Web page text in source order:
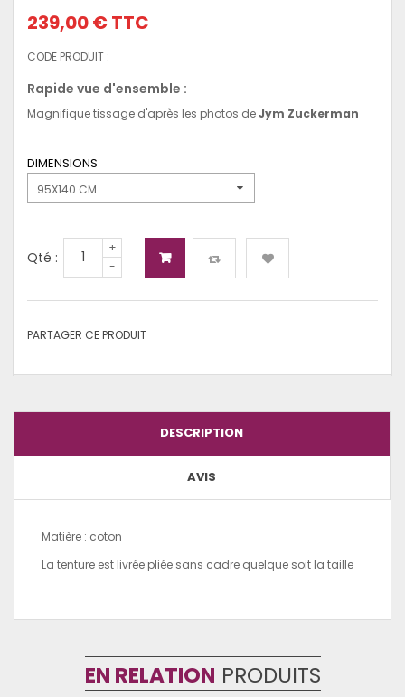
239,00 € TTC
CODE PRODUIT :
Rapide vue d'ensemble :
Magnifique tissage d'après les photos deJym Zuckerman
95X140 CM
Qté :
+
-
PARTAGER CE PRODUIT
DESCRIPTION
AVIS
Matière : coton
La tenture est livrée pliée sans cadre quelque soit la taille
EN RELATION PRODUITS